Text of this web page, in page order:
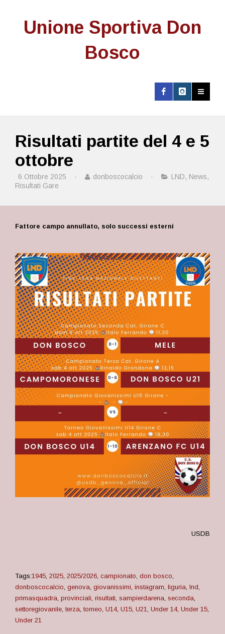
Unione Sportiva Don
Bosco
Risultati partite del 4 e 5
ottobre
6 Ottobre 2025 · donboscocalcio · LND, News,
Risultati Gare
Fattore campo annullato, solo successi esterni
USDB
Tags:1945, 2025, 2025/2026, campionato, don bosco,
donboscocalcio, genova, giovanissimi, instagram, liguria, lnd,
primasquadra, provinciali, risultati, sampierdarena, seconda,
settoregiovanile, terza, torneo, U14, U15, U21, Under 14, Under 15,
Under 21